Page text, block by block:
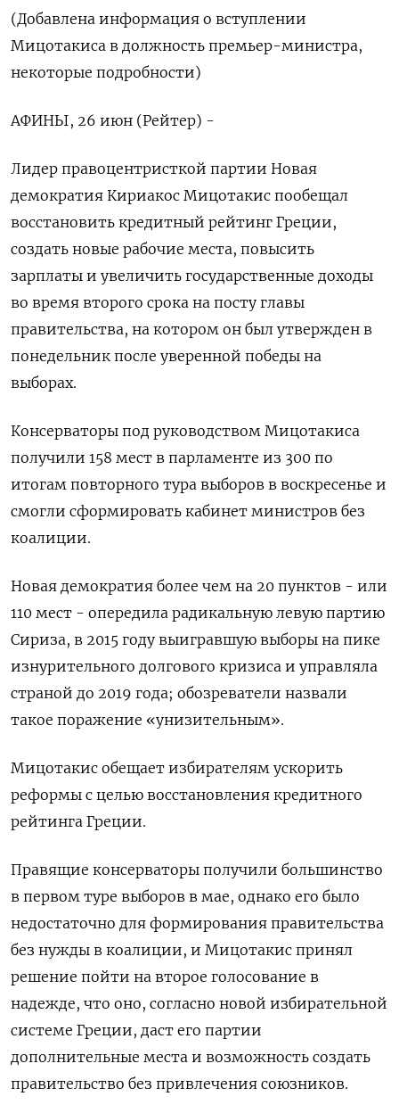
(Добавлена информация о вступлении
Мицотакиса в должность премьер-министра,
некоторые подробности)
АФИНЫ, 26 июн (Рейтер) -
Лидер правоцентристкой партии Новая
демократия Кириакос Мицотакис пообещал
восстановить кредитный рейтинг Греции,
создать новые рабочие места, повысить
зарплаты и увеличить государственные доходы
во время второго срока на посту главы
правительства, на котором он был утвержден в
понедельник после уверенной победы на
выборах.
Консерваторы под руководством Мицотакиса
получили 158 мест в парламенте из 300 по
итогам повторного тура выборов в воскресенье и
смогли сформировать кабинет министров без
коалиции.
Новая демократия более чем на 20 пунктов - или
110 мест - опередила радикальную левую партию
Сириза, в 2015 году выигравшую выборы на пике
изнурительного долгового кризиса и управляла
страной до 2019 года; обозреватели назвали
такое поражение «унизительным».
Мицотакис обещает избирателям ускорить
реформы с целью восстановления кредитного
рейтинга Греции.
Правящие консерваторы получили большинство
в первом туре выборов в мае, однако его было
недостаточно для формирования правительства
без нужды в коалиции, и Мицотакис принял
решение пойти на второе голосование в
надежде, что оно, согласно новой избирательной
системе Греции, даст его партии
дополнительные места и возможность создать
правительство без привлечения союзников.